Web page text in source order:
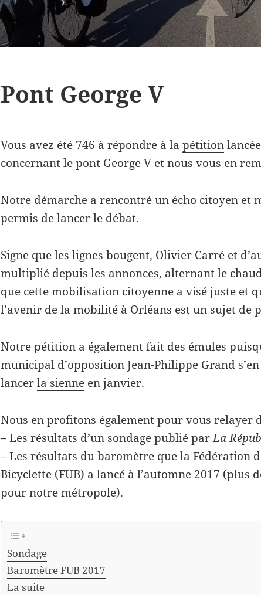
Pont George V
Vous avez été 746 à répondre à lapétition
concernant le pont George V et nous vous en
Notre démarche a rencontré un écho citoyen et
permis de lancer le débat.
Signe que les lignes bougent, Olivier Carré et
multiplié depuis les annonces, alternant le
que cette mobilisation citoyenne a visé juste et
l’avenir de la mobilité à Orléans est un sujet de
Notre pétition a également fait des émules
municipal d’opposition Jean-Philippe Grand
lancerla sienne en janvier.
Nous en profitons également pour vous relayer
– Les résultats d’un sondagepublié parLa
– Les résultats dubaromètre que la Fédération
Bicyclette (FUB) a lancé à l’automne 2017 (plus
pour notre métropole).
Sondage
Baromètre FUB 2017
La suite